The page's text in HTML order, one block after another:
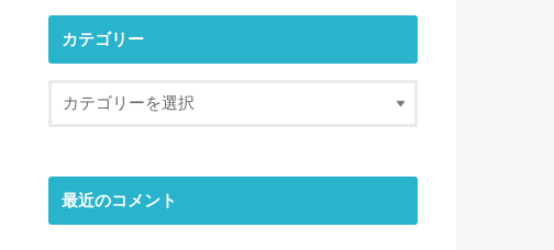
カテゴリー
最近のコメント